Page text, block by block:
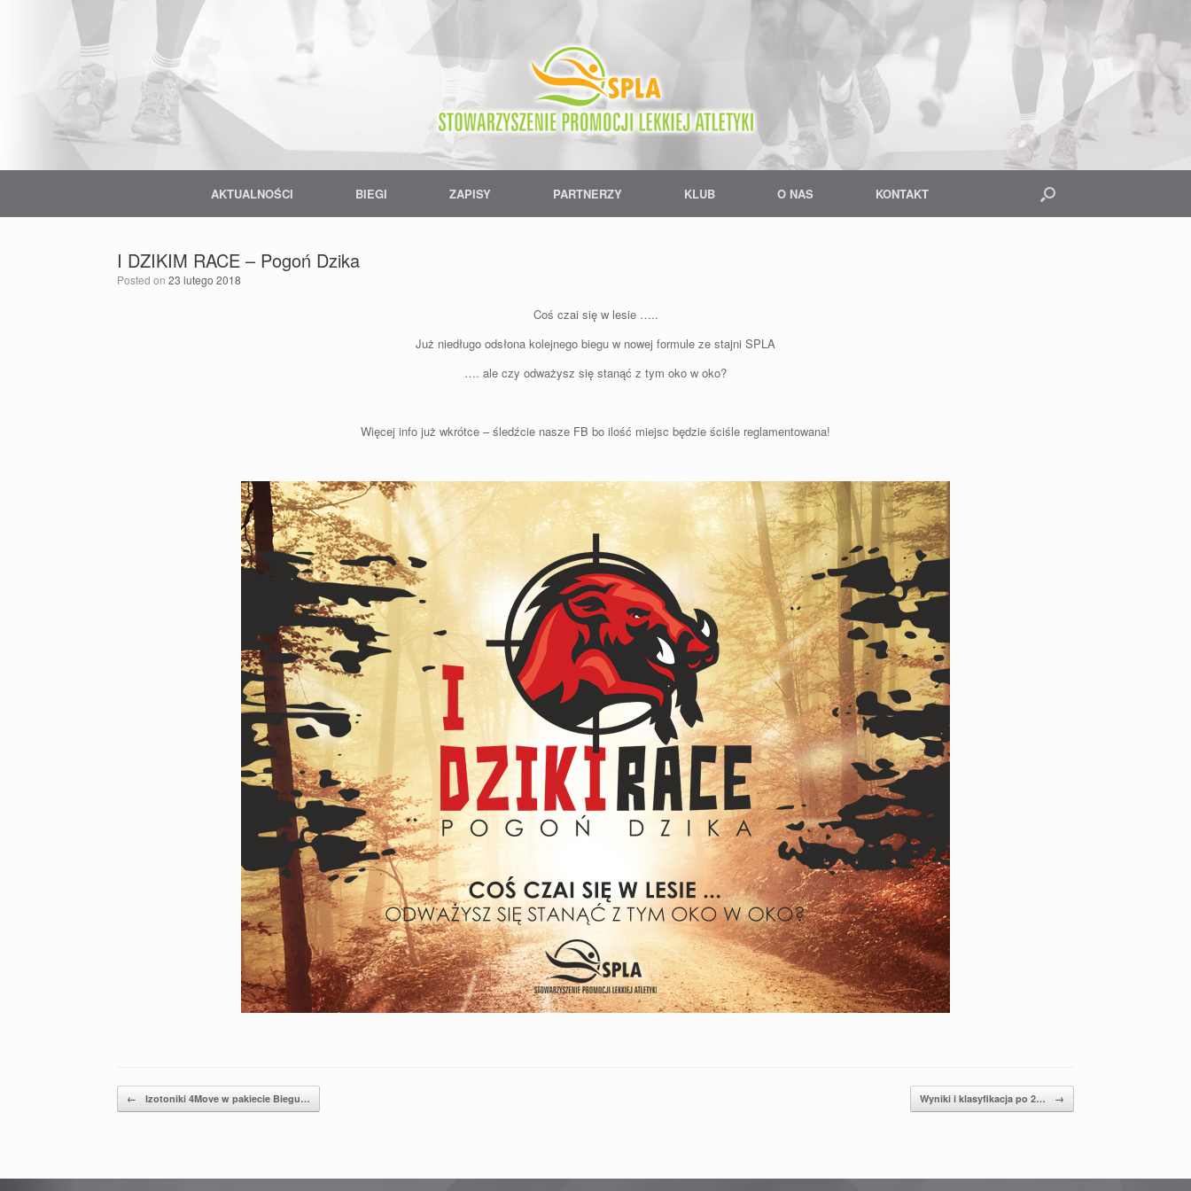
AKTUALNOŚCI BIEGI ZAPISY PARTNERZY KLUB O NAS KONTAKT
I DZIKIM RACE – Pogoń Dzika
Posted on 23 lutego 2018
Coś czai się w lesie …..
Już niedługo odsłona kolejnego biegu w nowej formule ze stajni SPLA
…. ale czy odważysz się stanąć z tym oko w oko?
Więcej info już wkrótce – śledźcie nasze FB bo ilość miejsc będzie ściśle reglamentowana!
Post navigation
← Izotoniki 4Move w pakiecie Biegu… Wyniki i klasyfikacja po 2… →